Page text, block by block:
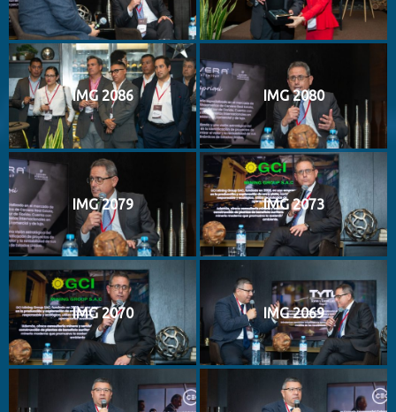
IMG 2086 IMG 2080
IMG 2079 IMG 2073
IMG 2070 IMG 2069